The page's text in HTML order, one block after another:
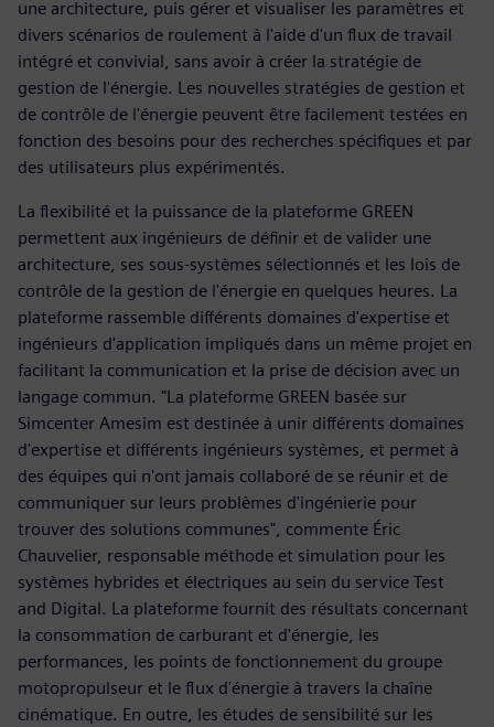
une architecture, puis gérer et visualiser les paramètres et
divers scénarios de roulement à l'aide d'un flux de travail
intégré et convivial, sans avoir à créer la stratégie de
gestion de l'énergie. Les nouvelles stratégies de gestion et
de contrôle de l'énergie peuvent être facilement testées en
fonction des besoins pour des recherches spécifiques et par
des utilisateurs plus expérimentés.
La flexibilité et la puissance de la plateforme GREEN
permettent aux ingénieurs de définir et de valider une
architecture, ses sous-systèmes sélectionnés et les lois de
contrôle de la gestion de l'énergie en quelques heures. La
plateforme rassemble différents domaines d'expertise et
ingénieurs d'application impliqués dans un même projet en
facilitant la communication et la prise de décision avec un
langage commun. "La plateforme GREEN basée sur
Simcenter Amesim est destinée à unir différents domaines
d'expertise et différents ingénieurs systèmes, et permet à
des équipes qui n'ont jamais collaboré de se réunir et de
communiquer sur leurs problèmes d'ingénierie pour
trouver des solutions communes", commente Éric
Chauvelier, responsable méthode et simulation pour les
systèmes hybrides et électriques au sein du service Test
and Digital. La plateforme fournit des résultats concernant
la consommation de carburant et d'énergie, les
performances, les points de fonctionnement du groupe
motopropulseur et le flux d'énergie à travers la chaîne
cinématique. En outre, les études de sensibilité sur les